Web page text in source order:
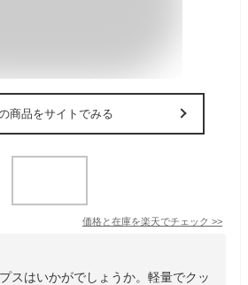
商品をサイトでみる
価格と在庫を楽天でチェック >>
スはいかがでしょうか。軽量でクッ